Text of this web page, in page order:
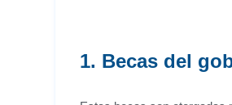
1. Becas del